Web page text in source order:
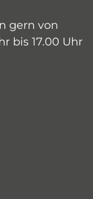
gern von
bis 17.00 Uhr